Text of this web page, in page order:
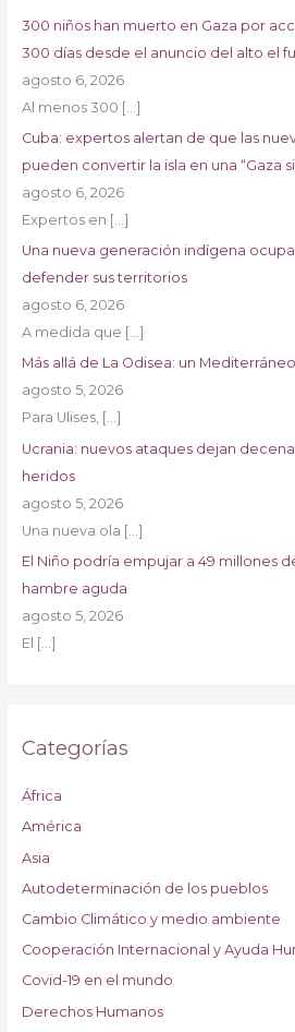
300 niños han muerto en Gaza por
300 días desde el anuncio del alto el
agosto 6, 2026
Al menos 300 […]
Cuba: expertos alertan de que las
pueden convertir la isla en una “Gaza
agosto 6, 2026
Expertos en […]
Una nueva generación indígena
defender sus territorios
agosto 6, 2026
A medida que […]
Más allá de La Odisea: un
agosto 5, 2026
Para Ulises, […]
Ucrania: nuevos ataques dejan
heridos
agosto 5, 2026
Una nueva ola […]
El Niño podría empujar a 49 millones
hambre aguda
agosto 5, 2026
El […]
Categorías
África
América
Asia
Autodeterminación de los pueblos
Cambio Climático y medio ambiente
Cooperación Internacional y Ayuda
Covid-19 en el mundo
Derechos Humanos